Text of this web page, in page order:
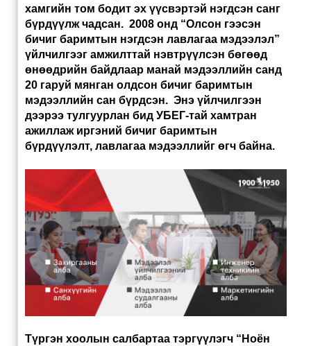
хамгийн том бодит эх үүсвэртэй нэгдсэн санг
бүрдүүлж чадсан. 2008 онд “Олсон гээсэн
бичиг баримтын нэгдсэн лавлагаа мэдээлэл”
үйлчилгээг амжилттай нэвтрүүлсэн бөгөөд
өнөөдрийн байдлаар манай мэдээллийн санд
20 гаруй мянган олдсон бичиг баримтын
мэдээллийн сан бүрдсэн. Энэ үйлчилгээн
дээрээ тулгуурлан бид УБЕГ-тай хамтран
ажиллаж иргэний бичиг баримтын
бүрдүүлэлт, лавлагаа мэдээллийг өгч байна.
Түргэн хоолын салбартаа тэргүүлэгч “Ноён